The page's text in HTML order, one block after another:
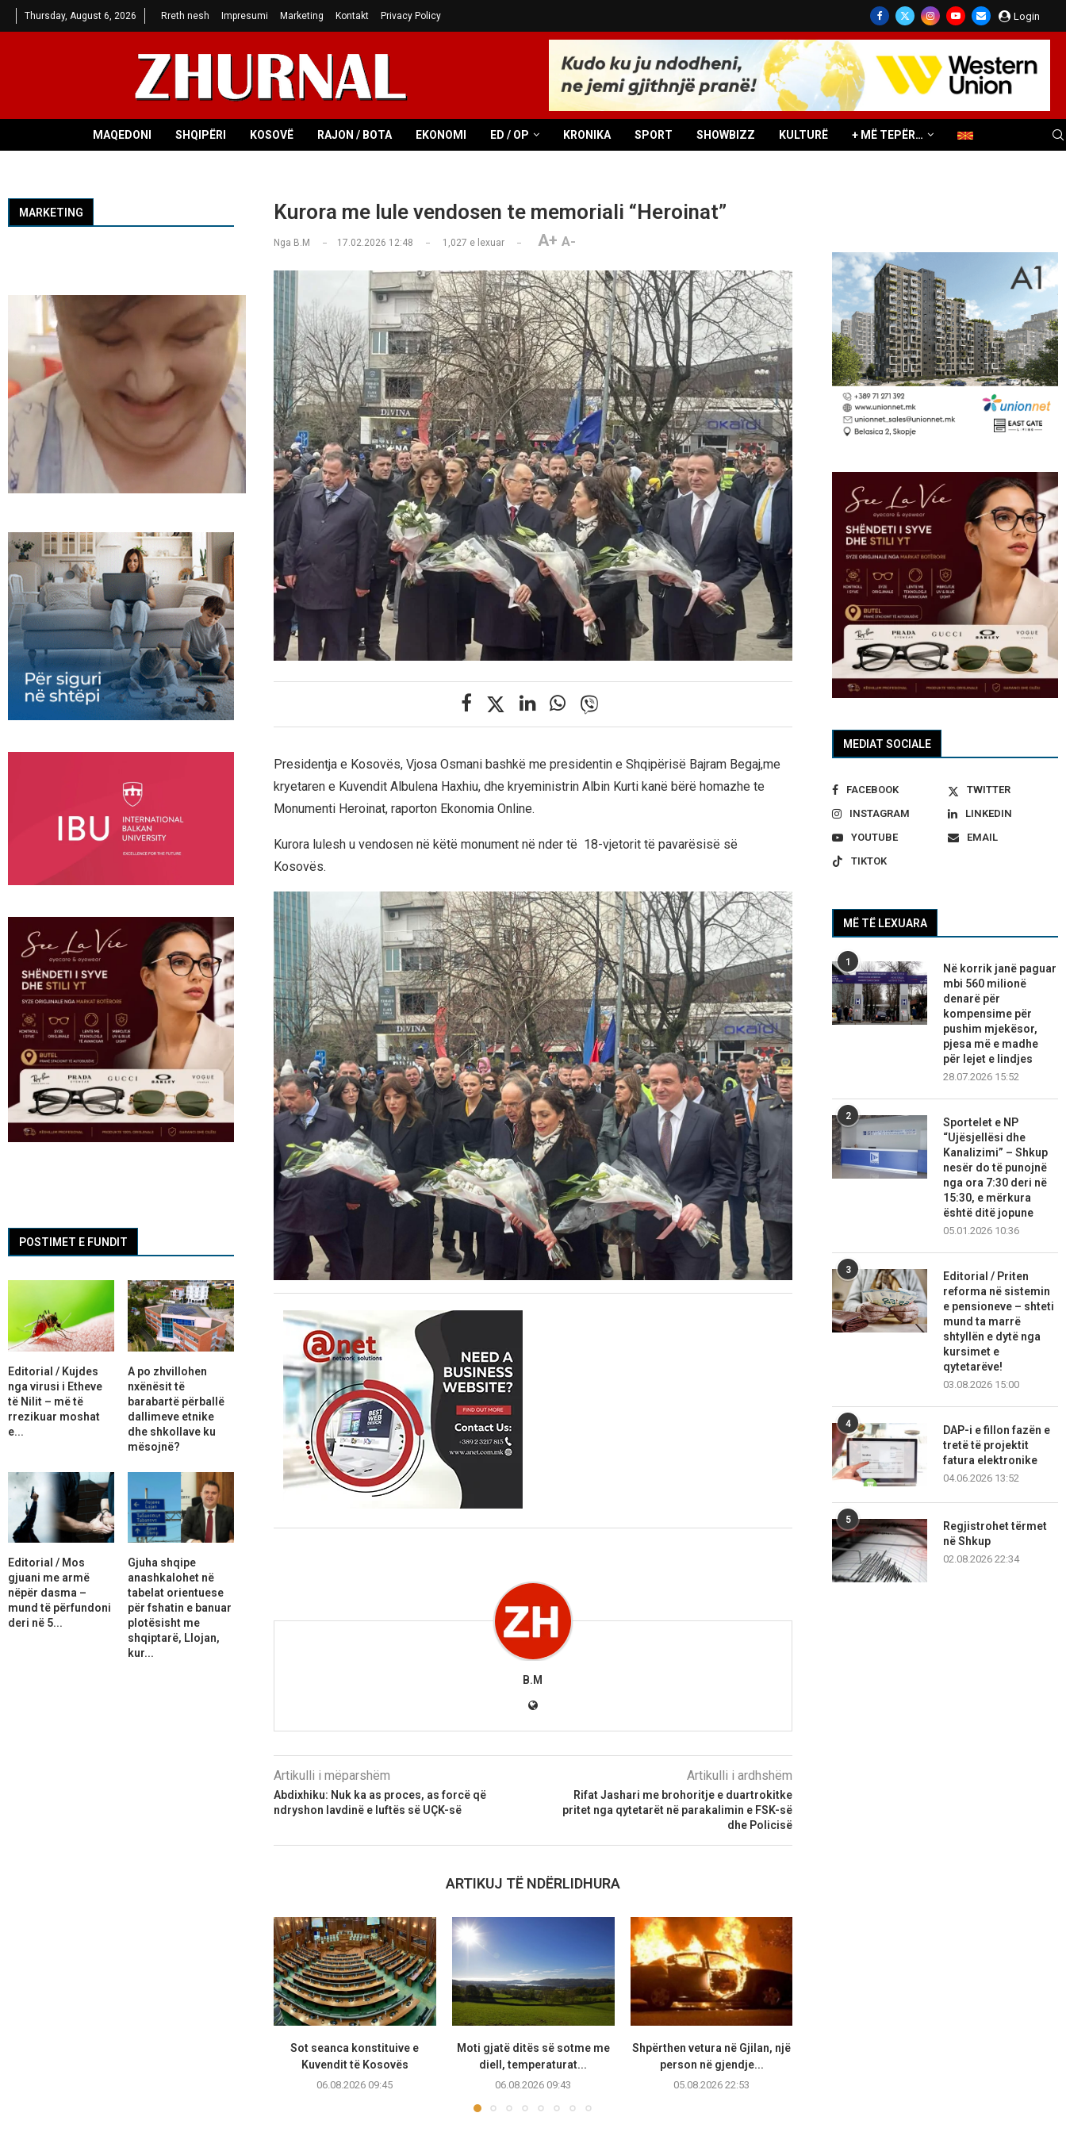
Thursday, August 6, 2026 Rreth nesh Impresumi Marketing Kontakt Privacy Policy Login
MAQEDONI SHQIPËRI KOSOVË RAJON / BOTA EKONOMI ED / OP KRONIKA SPORT SHOWBIZZ KULTURË + MË TEPËR…
Kurora me lule vendosen te memoriali “Heroinat”
Nga B.M 17.02.2026 12:48 1,027 e lexuar A+ A-
Presidentja e Kosovës, Vjosa Osmani bashkë me presidentin e Shqipërisë Bajram Begaj,me
kryetaren e Kuvendit Albulena Haxhiu, dhe kryeministrin Albin Kurti kanë bërë homazhe te
Monumenti Heroinat, raporton Ekonomia Online.
Kurora lulesh u vendosen në këtë monument në nder të 18-vjetorit të pavarësisë së
Kosovës.
B.M
Artikulli i mëparshëm
Abdixhiku: Nuk ka as proces, as forcë që
ndryshon lavdinë e luftës së UÇK-së
Artikulli i ardhshëm
Rifat Jashari me brohoritje e duartrokitke
pritet nga qytetarët në parakalimin e FSK-së
dhe Policisë
ARTIKUJ TË NDËRLIDHURA
Sot seanca konstituive e
Kuvendit të Kosovës
06.08.2026 09:45
Moti gjatë ditës së sotme me
diell, temperaturat...
06.08.2026 09:43
Shpërthen vetura në Gjilan, një
person në gjendje...
05.08.2026 22:53
MEDIAT SOCIALE
FACEBOOK
TWITTER
INSTAGRAM
LINKEDIN
YOUTUBE
EMAIL
TIKTOK
MË TË LEXUARA
1
Në korrik janë paguar
mbi 560 milionë
denarë për
kompensime për
pushim mjekësor,
pjesa më e madhe
për lejet e lindjes
28.07.2026 15:52
2
Sportelet e NP
“Ujësjellësi dhe
Kanalizimi” – Shkup
nesër do të punojnë
nga ora 7:30 deri në
15:30, e mërkura
është ditë jopune
05.01.2026 10:36
3
Editorial / Priten
reforma në sistemin
e pensioneve – shteti
mund ta marrë
shtyllën e dytë nga
kursimet e
qytetarëve!
03.08.2026 15:00
4
DAP-i e fillon fazën e
tretë të projektit
fatura elektronike
04.06.2026 13:52
5
Regjistrohet tërmet
në Shkup
02.08.2026 22:34
MARKETING
POSTIMET E FUNDIT
Editorial / Kujdes
nga virusi i Etheve
të Nilit – më të
rrezikuar moshat
e...
A po zhvillohen
nxënësit të
barabartë përballë
dallimeve etnike
dhe shkollave ku
mësojnë?
Editorial / Mos
gjuani me armë
nëpër dasma –
mund të përfundoni
deri në 5...
Gjuha shqipe
anashkalohet në
tabelat orientuese
për fshatin e banuar
plotësisht me
shqiptarë, Llojan,
kur...